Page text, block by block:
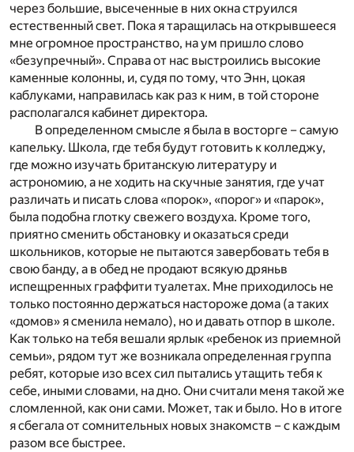
через большие, высеченные в них окна струился
естественный свет. Пока я таращилась на открывшееся
мне огромное пространство, на ум пришло слово
«безупречный». Справа от нас выстроились высокие
каменные колонны, и, судя по тому, что Энн, цокая
каблуками, направилась как раз к ним, в той стороне
располагался кабинет директора.
В определенном смысле я была в восторге – самую
капельку. Школа, где тебя будут готовить к колледжу,
где можно изучать британскую литературу и
астрономию, а не ходить на скучные занятия, где учат
различать и писать слова «порок», «порог» и «парок»,
была подобна глотку свежего воздуха. Кроме того,
приятно сменить обстановку и оказаться среди
школьников, которые не пытаются завербовать тебя в
свою банду, а в обед не продают всякую дряньв
испещренных граффити туалетах. Мне приходилось не
только постоянно держаться настороже дома (а таких
«домов» я сменила немало), но и давать отпор в школе.
Как только на тебя вешали ярлык «ребенок из приемной
семьи», рядом тут же возникала определенная группа
ребят, которые изо всех сил пытались утащить тебя к
себе, иными словами, на дно. Они считали меня такой же
сломленной, как они сами. Может, так и было. Но в итоге
я сбегала от сомнительных новых знакомств – с каждым
разом все быстрее.